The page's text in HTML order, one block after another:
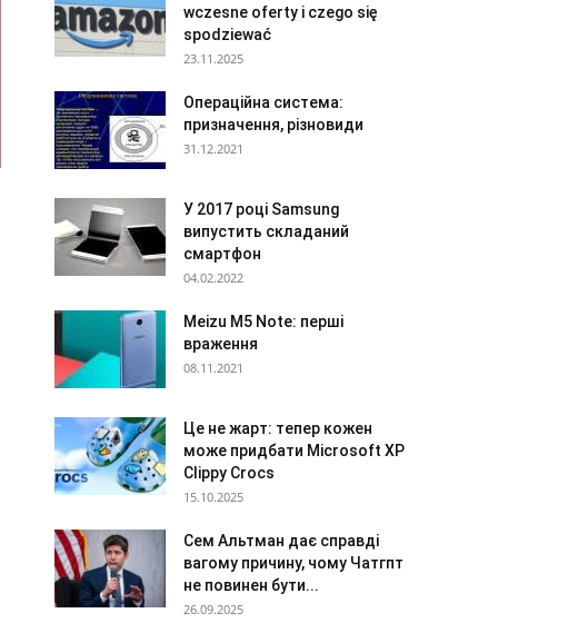
wczesne oferty i czego się
spodziewać
23.11.2025
Операційна система:
призначення, різновиди
31.12.2021
У 2017 році Samsung
випустить складаний
смартфон
04.02.2022
Meizu M5 Note: перші
враження
08.11.2021
Це не жарт: тепер кожен
може придбати Microsoft XP
Clippy Crocs
15.10.2025
Сем Альтман дає справді
вагому причину, чому Чатгпт
не повинен бути...
26.09.2025